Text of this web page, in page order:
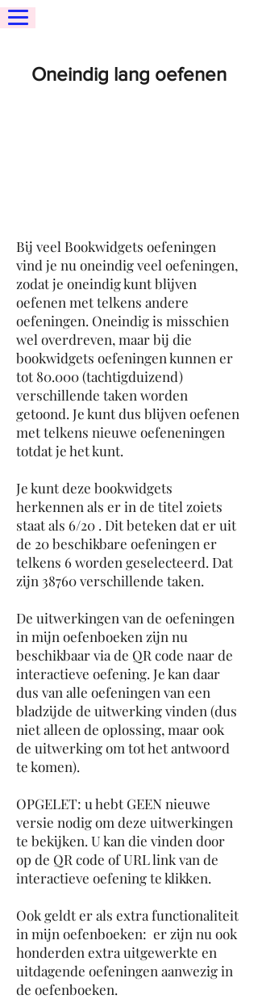
Oneindig lang oefenen
Bij veel Bookwidgets oefeningen
vind je nu oneindig veel oefeningen,
zodat je oneindig kunt blijven
oefenen met telkens andere
oefeningen. Oneindig is misschien
wel overdreven, maar bij die
bookwidgets oefeningen kunnen er
tot 80.000 (tachtigduizend)
verschillende taken worden
getoond. Je kunt dus blijven oefenen
met telkens nieuwe oefeneningen
totdat je het kunt.
Je kunt deze bookwidgets
herkennen als er in de titel zoiets
staat als 6/20 . Dit beteken dat er uit
de 20 beschikbare oefeningen er
telkens 6 worden geselecteerd. Dat
zijn 38760 verschillende taken.
De uitwerkingen van de oefeningen
in mijn oefenboeken zijn nu
beschikbaar via de QR code naar de
interactieve oefening. Je kan daar
dus van alle oefeningen van een
bladzijde de uitwerking vinden (dus
niet alleen de oplossing, maar ook
de uitwerking om tot het antwoord
te komen).
OPGELET: u hebt GEEN nieuwe
versie nodig om deze uitwerkingen
te bekijken. U kan die vinden door
op de QR code of URL link van de
interactieve oefening te klikken.
Ook geldt er als extra functionaliteit
in mijn oefenboeken: er zijn nu ook
honderden extra uitgewerkte en
uitdagende oefeningen aanwezig in
de oefenboeken.